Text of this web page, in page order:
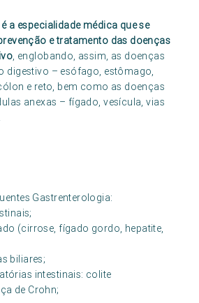
a especialidade médica que se
e tratamento das doenças
, englobando, assim, as doenças
digestivo – esófago, estômago,
e reto, bem como as doenças
anexas – fígado, vesícula, vias
Gastrenterologia:
(cirrose, fígado gordo, hepatite,
biliares;
intestinais: colite
de Crohn;